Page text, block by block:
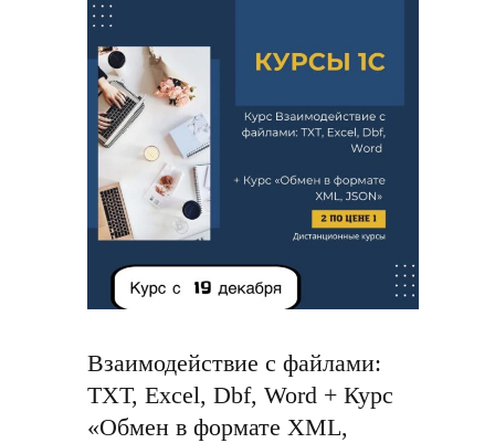
Взаимодействие с файлами:
TXT, Excel, Dbf, Word + Курс
«Обмен в формате XML,